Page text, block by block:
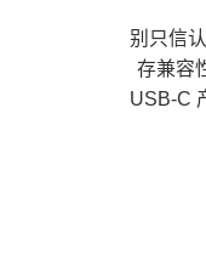
别只信
存兼容
USB-C